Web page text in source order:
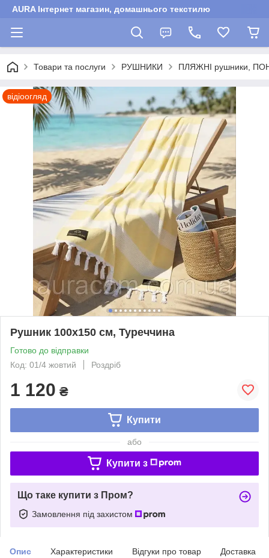
AURA Інтернет магазин, домашнього текстилю
Товари та послуги РУШНИКИ ПЛЯЖНІ рушники,
відіоогляд
Рушник 100х150 см, Туреччина
Готово до відправки
Код: 01/4 жовтий
Роздріб
1 120 ₴
Купити
або
Купити з
Що таке купити з Пром?
Замовлення під захистом
Опис Характеристики Відгуки про товар Доставка